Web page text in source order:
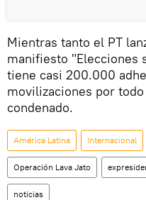
Mientras tanto el PT
manifiesto "Elecciones
tiene casi 200.000
movilizaciones por
condenado.
América Latina Internacional
Operación Lava Jato
noticias